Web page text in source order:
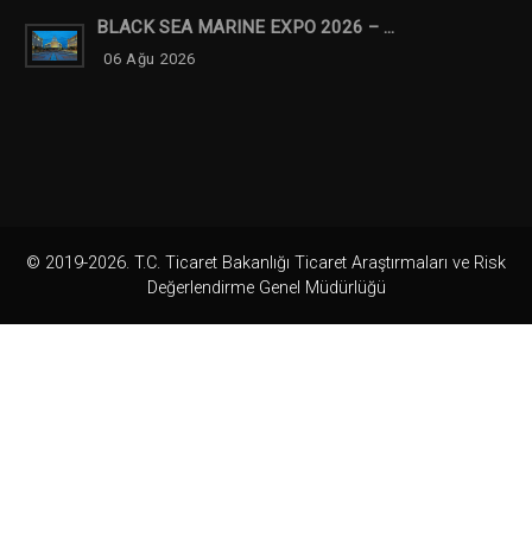
BLACK SEA MARINE EXPO 2026 – ...
06 Ağu 2026
© 2019-2026. T.C. Ticaret Bakanlığı Ticaret Araştırmaları ve Risk
Değerlendirme Genel Müdürlüğü